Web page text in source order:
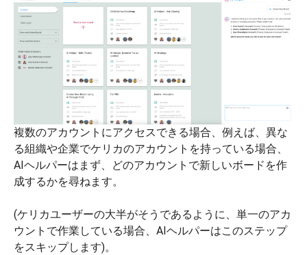
複数のアカウントにアクセスできる場合、例えば、異な
る組織や企業でケリカのアカウントを持っている場合、
AIヘルパーはまず、どのアカウントで新しいボードを作
成するかを尋ねます。
(ケリカユーザーの大半がそうであるように、単一のアカ
ウントで作業している場合、AIヘルパーはこのステップ
をスキップします)。